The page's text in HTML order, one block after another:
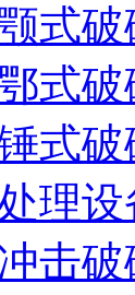
式破
式破
式破
理设
击破